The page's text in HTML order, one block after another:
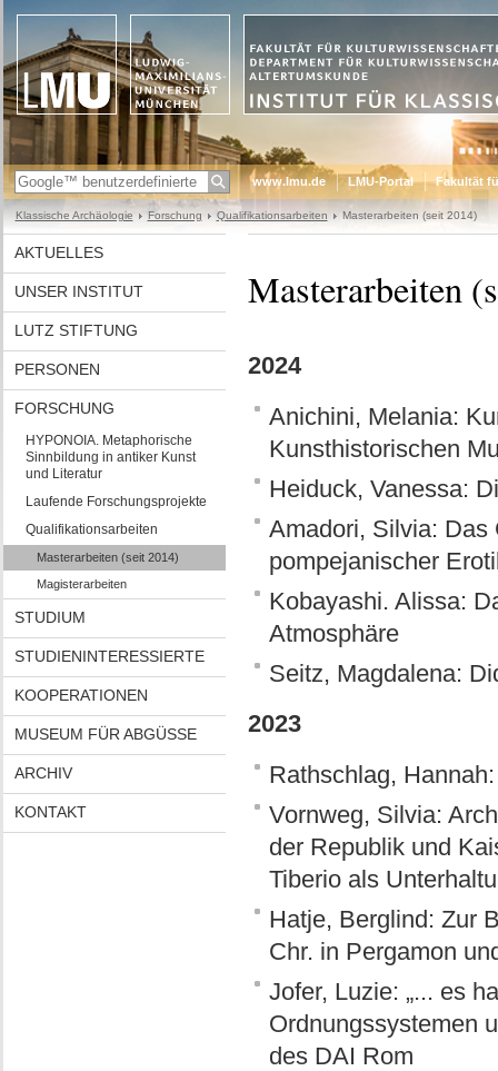
www.lmu.de LMU-Portal Fakultät
Klassische Archäologie Forschung Qualifikationsarbeiten Masterarbeiten (seit 2014)
AKTUELLES
UNSER INSTITUT
LUTZ STIFTUNG
PERSONEN
FORSCHUNG
HYPONOIA. Metaphorische
Sinnbildung in antiker Kunst
und Literatur
Laufende Forschungsprojekte
Qualifikationsarbeiten
Masterarbeiten (seit 2014)
Magisterarbeiten
STUDIUM
STUDIENINTERESSIERTE
KOOPERATIONEN
MUSEUM FÜR ABGÜSSE
ARCHIV
KONTAKT
Masterarbeiten
2024
Anichini, Melania:
Kunsthistorischen
Heiduck, Vanessa:
Amadori, Silvia: Das
pompejanischer
Kobayashi. Alissa:
Atmosphäre
Seitz, Magdalena:
2023
Rathschlag,
Vornweg, Silvia:
der Republik und
Tiberio als
Hatje, Berglind: Zur
Chr. in Pergamon
Jofer, Luzie: „... es
Ordnungssystemen
des DAI Rom